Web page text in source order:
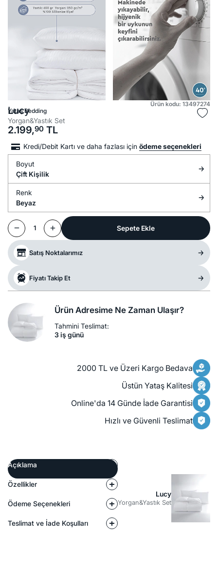
Ürün kodu: 13497274
Yataş Bedding
Lucy
Yorgan&Yastık Set
2.199,90 TL
Kredi/Debit Kartı ve daha fazlası için ödeme seçenekleri
Boyut
Çift Kişilik
Renk
Beyaz
1 Sepete Ekle
Satış Noktalarımız
Fiyatı Takip Et
Ürün Adresime Ne Zaman Ulaşır?
Tahmini Teslimat:
3 iş günü
2000 TL ve Üzeri Kargo Bedava
Üstün Yataş Kalitesi
Online'da 14 Günde İade Garantisi
Hızlı ve Güvenli Teslimat
Açıklama
Özellikler
Ödeme Seçenekleri
Teslimat ve İade Koşulları
Lucy
Yorgan&Yastık Set